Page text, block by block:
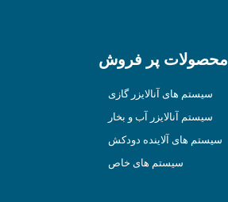
محصولات پر فروش
سیستم های آنالایزر گازی
سیستم آنالایزر آب و بخار
سیستم های آلاینده دودکش
سیستم های خاص